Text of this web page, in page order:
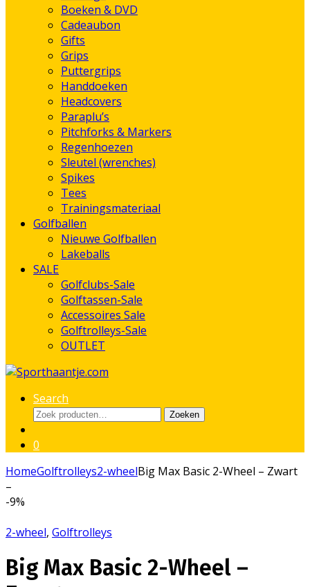
Boeken & DVD
Cadeaubon
Gifts
Grips
Puttergrips
Handdoeken
Headcovers
Paraplu’s
Pitchforks & Markers
Regenhoezen
Sleutel (wrenches)
Spikes
Tees
Trainingsmateriaal
Golfballen
Nieuwe Golfballen
Lakeballs
SALE
Golfclubs-Sale
Golftassen-Sale
Accessoires Sale
Golftrolleys-Sale
OUTLET
Search
Zoeken
Zoeken
0
HomeGolftrolleys2-wheelBig Max Basic 2-Wheel – Zwart
–
-9%
2-wheel, Golftrolleys
Big Max Basic 2-Wheel –